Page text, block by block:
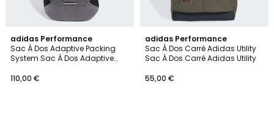
adidas Performance
Sac À Dos Adaptive Packing
System Sac À Dos Adaptive
110,00 €
adidas Performance
Sac À Dos Carré Adidas Utility
Sac À Dos Carré Adidas Utility
55,00 €